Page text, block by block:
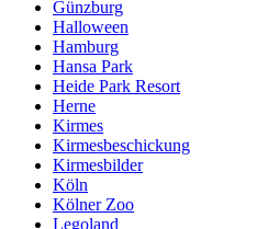
Günzburg
Halloween
Hamburg
Hansa Park
Heide Park Resort
Herne
Kirmes
Kirmesbeschickung
Kirmesbilder
Köln
Kölner Zoo
Legoland